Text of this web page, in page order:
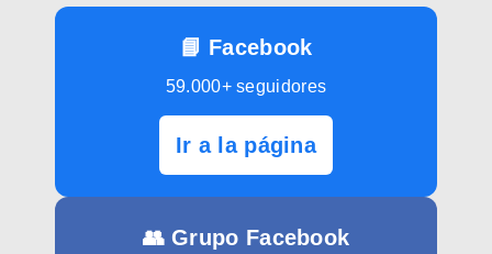
📘 Facebook
59.000+ seguidores
Ir a la página
👥 Grupo Facebook